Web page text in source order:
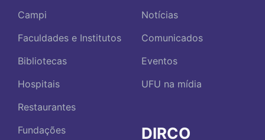
Campi
Faculdades e Institutos
Bibliotecas
Hospitais
Restaurantes
Fundações
Notícias
Comunicados
Eventos
UFU na mídia
DIRCO